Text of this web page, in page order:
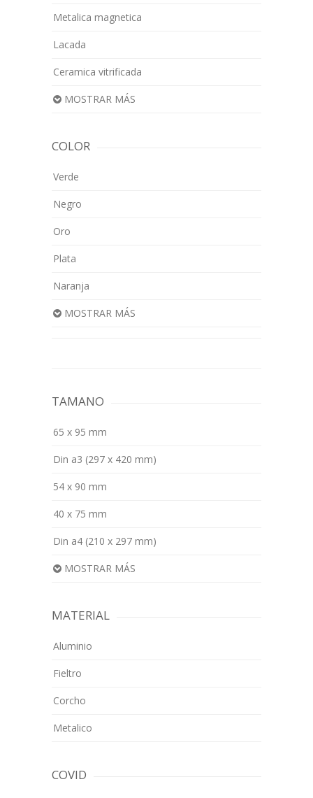
Metalica magnetica
Lacada
Ceramica vitrificada
MOSTRAR MÁS
COLOR
Verde
Negro
Oro
Plata
Naranja
MOSTRAR MÁS
TAMANO
65 x 95 mm
Din a3 (297 x 420 mm)
54 x 90 mm
40 x 75 mm
Din a4 (210 x 297 mm)
MOSTRAR MÁS
MATERIAL
Aluminio
Fieltro
Corcho
Metalico
COVID